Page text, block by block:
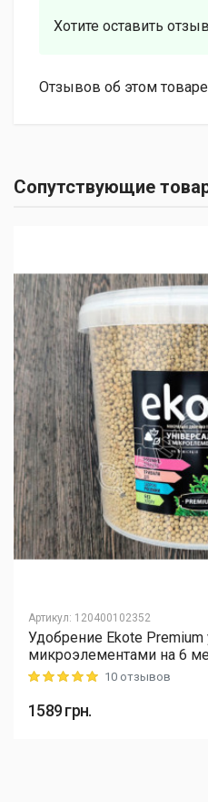
Хотите оставить
Отзывов об этом товаре
Сопутствующие
Артикул: 120400102352
Удобрение Ekote Premium
микроэлементами на 6
Rating: 5 out of 510 отзывов
1589грн.